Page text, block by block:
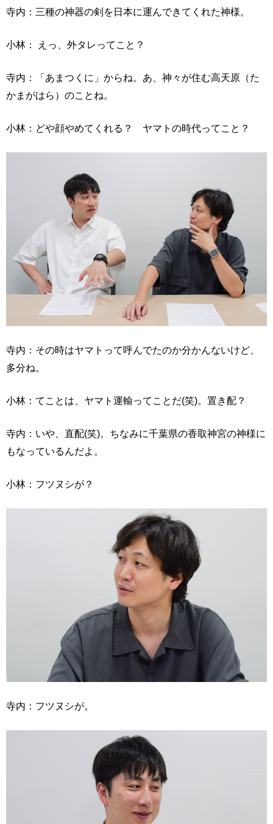
寺内：三種の神器の剣を日本に運んできてくれた神様。
小林： えっ、外タレってこと？
寺内：「あまつくに」からね。あ、神々が住む高天原（た
かまがはら）のことね。
小林：どや顔やめてくれる？ ヤマトの時代ってこと？
寺内：その時はヤマトって呼んでたのか分かんないけど、
多分ね。
小林：てことは、ヤマト運輸ってことだ(笑)。置き配？
寺内：いや、直配(笑)。ちなみに千葉県の香取神宮の神様に
もなっているんだよ。
小林：フツヌシが？
寺内：フツヌシが。